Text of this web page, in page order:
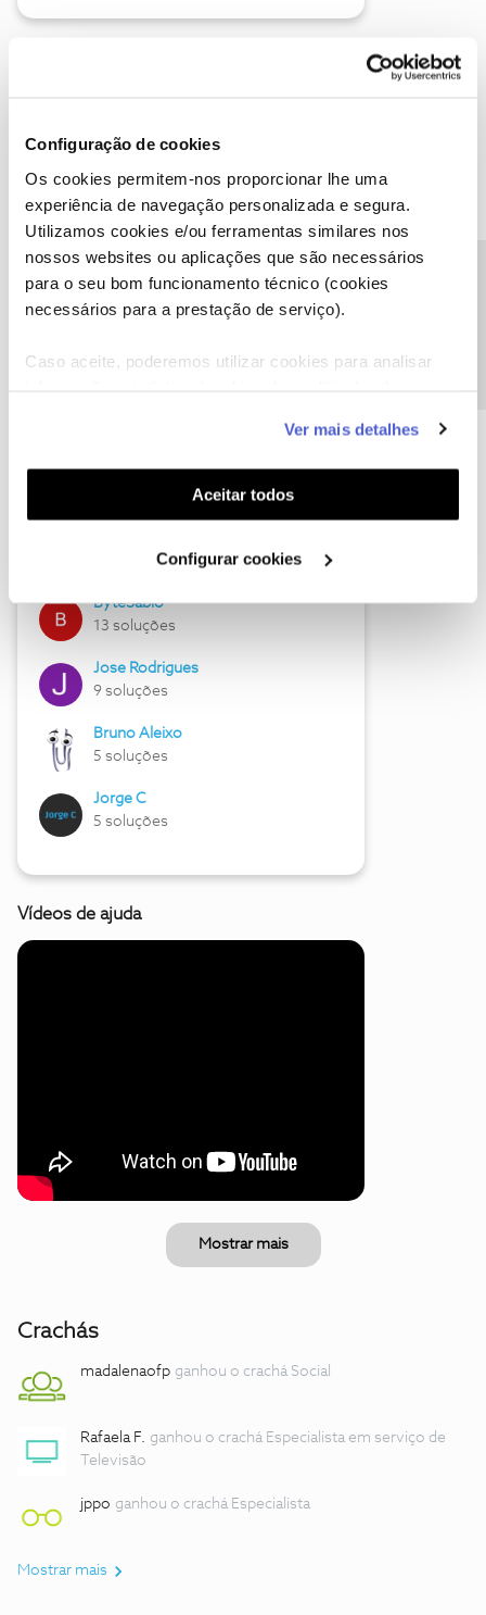
Configuração de cookies
Os cookies permitem-nos proporcionar lhe uma
experiência de navegação personalizada e segura.
Utilizamos cookies e/ou ferramentas similares nos
nossos websites ou aplicações que são necessários
para o seu bom funcionamento técnico (cookies
necessários para a prestação de serviço).
Caso aceite, poderemos utilizar cookies para analisar
funcionalidades (cookies de personalização e
funcionalidade) e adaptar anúncios aos seus interesses
(cookies de publicidade personalizada). Pode gerir a
utilização dos cookies clicando em "Configurar
Ver mais detalhes
Aceitar todos
Configurar cookies
Descubra as novidades de julho
Hall of Fame de julho
17 soluções
ByteSábio
13 soluções
Jose Rodrigues
9 soluções
Bruno Aleixo
5 soluções
Jorge C
5 soluções
Vídeos de ajuda
Mostrar mais
Crachás
madalenaofp ganhou o crachá Social
Rafaela F. ganhou o crachá Especialista em serviço de
Televisão
jppo ganhou o crachá Especialista
Mostrar mais